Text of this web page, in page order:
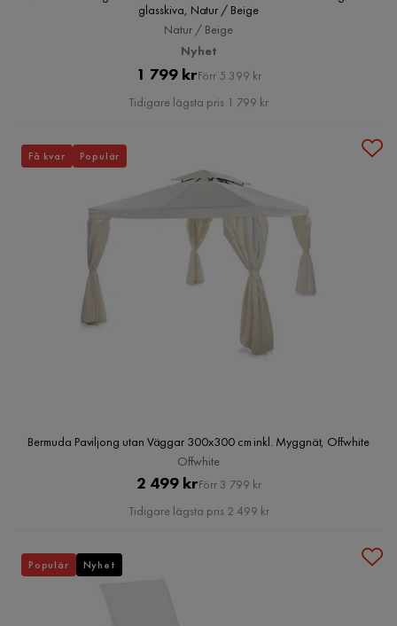
glasskiva, Natur / Beige
Natur / Beige
Nyhet
Pris
1 799 krOriginal
Pris
Förr 5 399 kr
Tidigare lägsta pris 1 799 kr
Bermuda Paviljong utan Väggar 300x300 cm inkl. Myggnät, Offwhite
Offwhite
Pris
2 499 krOriginal
Pris
Förr 3 799 kr
Tidigare lägsta pris 2 499 kr
Få kvar Populär
Populär Nyhet